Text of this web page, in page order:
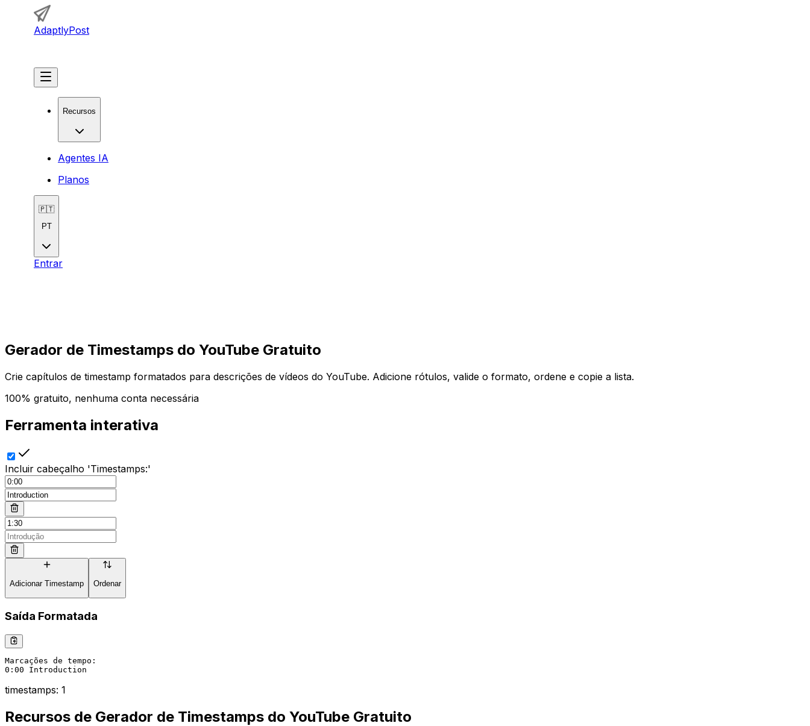
AdaptlyPost
Recursos
Agentes IA
Planos
🇵🇹
PT
Entrar
Gerador de Timestamps do YouTube Gratuito
Crie capítulos de timestamp formatados para descrições de vídeos do YouTube. Adicione rótulos, valide o formato, ordene e copie a lista.
100% gratuito, nenhuma conta necessária
Ferramenta interativa
Incluir cabeçalho 'Timestamps:'
Adicionar Timestamp Ordenar
Saída Formatada
Marcações de tempo:
0:00 Introduction
timestamps: 1
Recursos de Gerador de Timestamps do YouTube Gratuito